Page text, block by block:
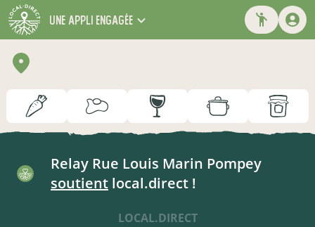
une appli engagée
Relay Rue Louis Marin Pompey
soutient local.direct !
LOCAL.DIRECT